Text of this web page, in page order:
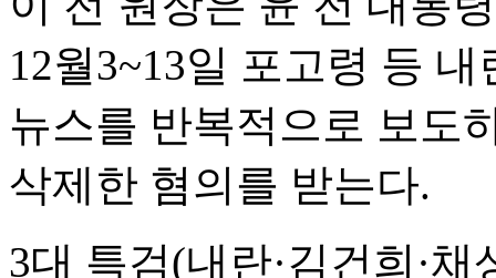
12월3~13일 포고령 등
뉴스를 반복적으로 보도
삭제한 혐의를 받는다.
3대 특검(내란·김건희·